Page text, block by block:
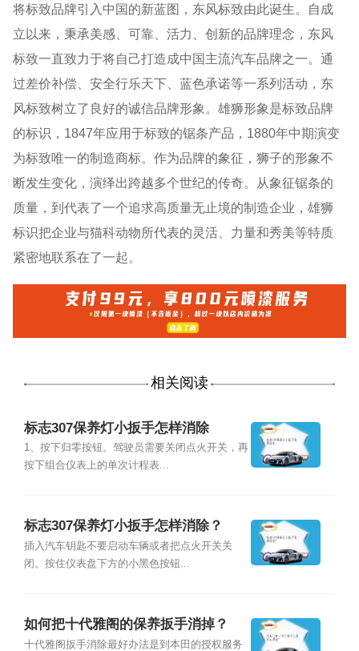
将标致品牌引入中国的新蓝图，东风标致由此诞生。自成
立以来，秉承美感、可靠、活力、创新的品牌理念，东风
标致一直致力于将自己打造成中国主流汽车品牌之一。通
过差价补偿、安全行乐天下、蓝色承诺等一系列活动，东
风标致树立了良好的诚信品牌形象。雄狮形象是标致品牌
的标识，1847年应用于标致的锯条产品，1880年中期演变
为标致唯一的制造商标。作为品牌的象征，狮子的形象不
断发生变化，演绎出跨越多个世纪的传奇。从象征锯条的
质量，到代表了一个追求高质量无止境的制造企业，雄狮
标识把企业与猫科动物所代表的灵活、力量和秀美等特质
紧密地联系在了一起。
相关阅读
标志307保养灯小扳手怎样消除
1、按下归零按钮。驾驶员需要关闭点火开关，再
按下组合仪表上的单次计程表...
标志307保养灯小扳手怎样消除？
插入汽车钥匙不要启动车辆或者把点火开关关
闭。按住仪表盘下方的小黑色按钮...
如何把十代雅阁的保养扳手消掉？
十代雅阁扳手消除最好办法是到本田的授权服务